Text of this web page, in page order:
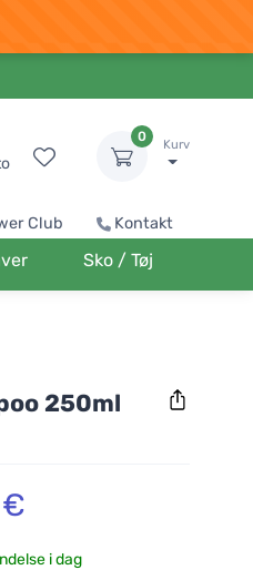
0
Kurv
Club Kontakt
Sko / Tøj
250ml
€
i dag